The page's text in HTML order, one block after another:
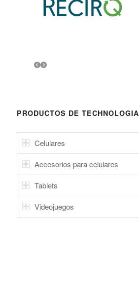
PRODUCTOS DE TECHNOLOGIA
Celulares
Accesorios para celulares
Tablets
Videojuegos